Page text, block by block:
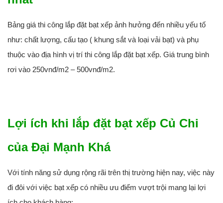
Bảng giá thi công lắp đặt bạt xếp ảnh hưởng đến nhiều yếu tố
như: chất lượng, cấu tạo ( khung sắt và loại vải bạt) và phụ
thuộc vào địa hình vị trí thi công lắp đặt bạt xếp. Giá trung bình
rơi vào 250vnđ/m2 – 500vnđ/m2.
Lợi ích khi lắp đặt bạt xếp Củ Chi
của Đại Mạnh Khá
Với tính năng sử dụng rộng rãi trên thị trường hiện nay, việc này
đi đôi với việc bạt xếp có nhiều ưu điểm vượt trội mang lại lợi